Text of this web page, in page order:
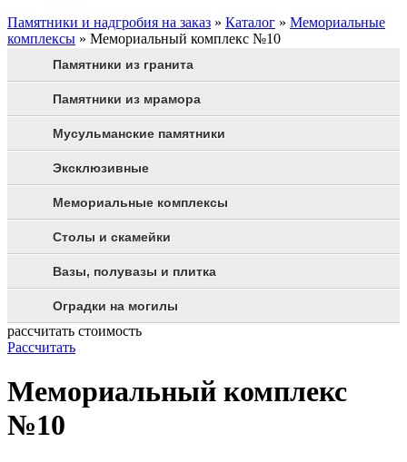
Памятники и надгробия на заказ » Каталог » Мемориальные
комплексы » Мемориальный комплекс №10
Памятники из гранита
Памятники из мрамора
Мусульманские памятники
Эксклюзивные
Мемориальные комплексы
Столы и скамейки
Вазы, полувазы и плитка
Оградки на могилы
рассчитать стоимость
Рассчитать
Мемориальный комплекс
№10